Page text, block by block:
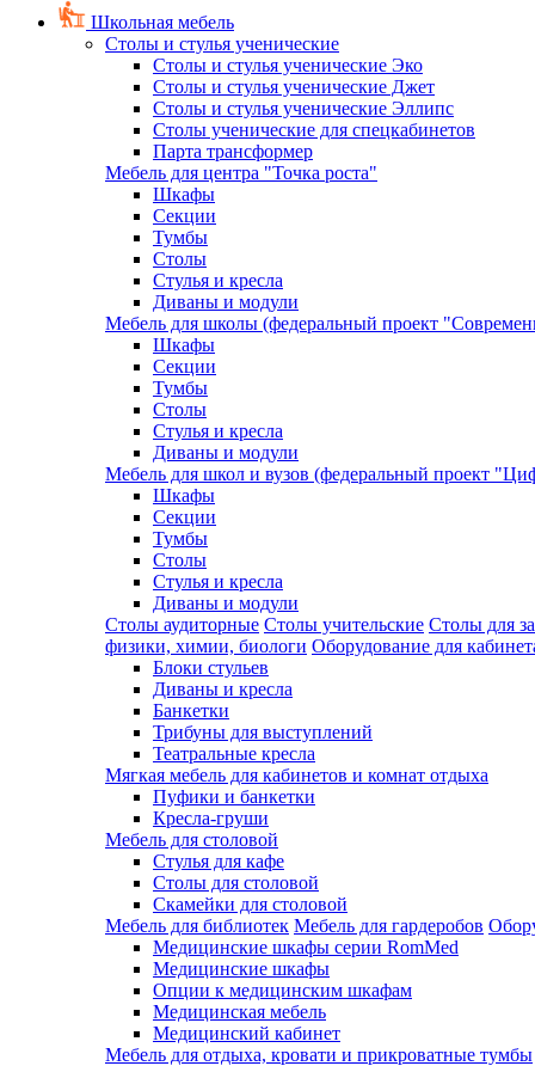
Школьная мебель
Столы и стулья ученические
Столы и стулья ученические Эко
Столы и стулья ученические Джет
Столы и стулья ученические Эллипс
Столы ученические для спецкабинетов
Парта трансформер
Мебель для центра "Точка роста"
Шкафы
Секции
Тумбы
Столы
Стулья и кресла
Диваны и модули
Мебель для школы (федеральный проект
Шкафы
Секции
Тумбы
Столы
Стулья и кресла
Диваны и модули
Мебель для школ и вузов (федеральный проект
Шкафы
Секции
Тумбы
Столы
Стулья и кресла
Диваны и модули
Столы аудиторные Столы учительские Столы для
физики, химии, биологи Оборудование для
Блоки стульев
Диваны и кресла
Банкетки
Трибуны для выступлений
Театральные кресла
Мягкая мебель для кабинетов и комнат отдыха
Пуфики и банкетки
Кресла-груши
Мебель для столовой
Cтулья для кафе
Cтолы для столовой
Скамейки для столовой
Мебель для библиотек Мебель для гардеробов
Медицинские шкафы серии RomMed
Медицинские шкафы
Опции к медицинским шкафам
Медицинская мебель
Медицинский кабинет
Мебель для отдыха, кровати и прикроватные тумбы